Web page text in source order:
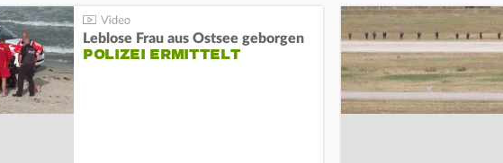
Leblose Frau aus Ostsee geborgen
POLIZEI ERMITTELT